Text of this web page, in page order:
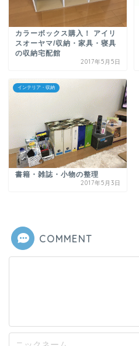
カラーボックス購入！ アイリ
スオーヤマ/収納・家具・寝具
の収納宅配館
2017年5月5日
インテリア・収納
書籍・雑誌・小物の整理
2017年5月3日
COMMENT